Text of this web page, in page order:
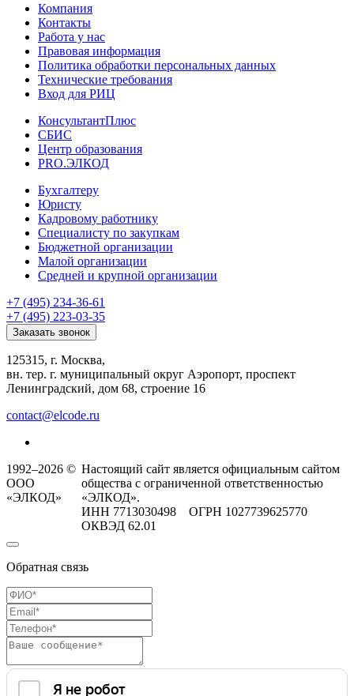
Компания
Контакты
Работа у нас
Правовая информация
Политика обработки персональных данных
Технические требования
Вход для РИЦ
КонсультантПлюс
СБИС
Центр образования
PRO.ЭЛКОД
Бухгалтеру
Юристу
Кадровому работнику
Специалисту по закупкам
Бюджетной организации
Малой организации
Средней и крупной организации
+7 (495) 234-36-61
+7 (495) 223-03-35
Заказать звонок
125315, г. Москва,
вн. тер. г. муниципальный округ Аэропорт, проспект
Ленинградский, дом 68, строение 16
contact@elcode.ru
1992–2026 ©
ООО
«ЭЛКОД»
Настоящий сайт является официальным сайтом
общества с ограниченной ответственностью
«ЭЛКОД».
ИНН 7713030498 ОГРН 1027739625770
ОКВЭД 62.01
Обратная связь